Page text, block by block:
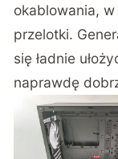
okablowania,
przelotki.
się ładnie
naprawdę